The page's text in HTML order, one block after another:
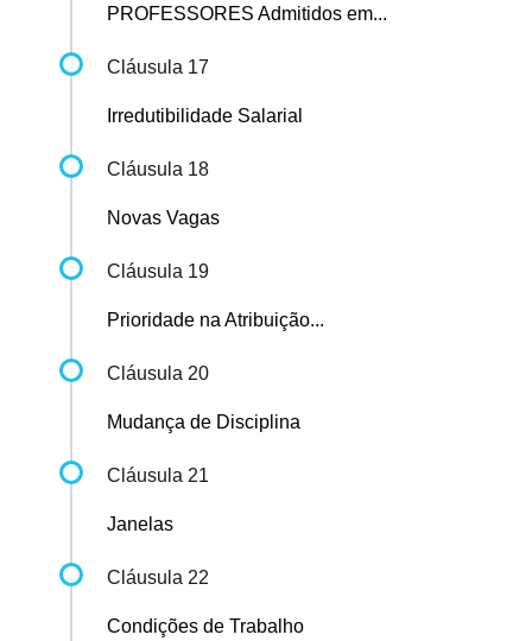
PROFESSORES Admitidos em...
Cláusula 17
Irredutibilidade Salarial
Cláusula 18
Novas Vagas
Cláusula 19
Prioridade na Atribuição...
Cláusula 20
Mudança de Disciplina
Cláusula 21
Janelas
Cláusula 22
Condições de Trabalho